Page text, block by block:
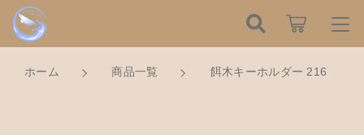
ホーム 商品一覧 餌木キーホルダー 216
カートに商品を追加しました
ログイン / 会員登録
こだわり検索